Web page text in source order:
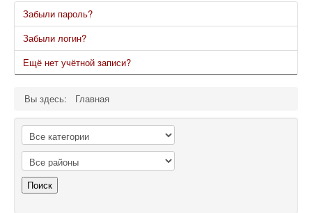
Забыли пароль?
Забыли логин?
Ещё нет учётной записи?
Вы здесь: Главная
Поиск